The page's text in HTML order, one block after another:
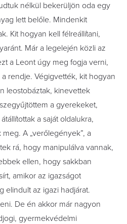
nélkül bekerüljön oda egy
lett belőle. Mindenkit
Kit hogyan kell félreállítani,
Már a legelején közli az
a Leont úgy meg fogja verni,
rendje. Végigvették, kit hogyan
leostobáztak, kinevettek
a gyerekeket,
a saját oldalukra,
A „verőlegények”, a
rá, hogy manipulálva vannak,
ellen, hogy sakkban
amikor az igazságot
elindult az igazi hadjárat.
De én akkor már nagyon
gyermekvédelmi